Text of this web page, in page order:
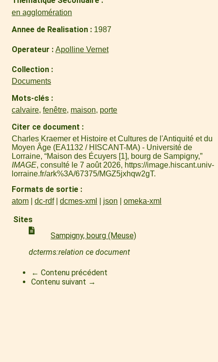
en agglomération
Annee de Realisation 1987
Operateur Apolline Vernet
Collection
Documents
Mots-clés
calvaire, fenêtre, maison, porte
Citer ce document
Charles Kraemer et Histoire et Cultures de l'Antiquité et du
Moyen Âge (EA1132 / HISCANT-MA) - Université de
Lorraine, “Maison des Écuyers [1], bourg de Sampigny,”
IMAGE, consulté le 7 août 2026, https://image.hiscant.univ-
lorraine.fr/ark%3A/67375/MGZ5jxhqw2gT.
Formats de sortie
atom dc-rdf dcmes-xml json omeka-xml
Sites
Sampigny, bourg (Meuse)
dcterms:relation ce document
← Contenu précédent
Contenu suivant →